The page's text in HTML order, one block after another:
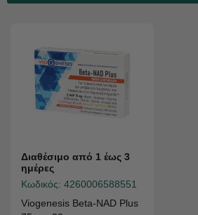
Διαθέσιμο από 1 έως 3
ημέρες
Κωδικός: 4260006588551
Viogenesis Beta-NAD Plus